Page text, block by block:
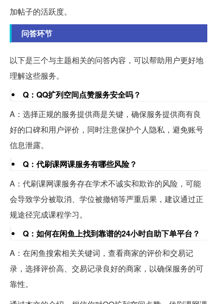
加帖子的活跃度。
问答环节
以下是三个与主题相关的问答内容，可以帮助用户更好地
理解这些服务。
Q：QQ扩列空间点赞服务安全吗？
A：选择正规的服务提供商是关键，确保服务提供商有良
好的口碑和用户评价，同时注意保护个人隐私，避免账号
信息泄露。
Q：代刷课网课服务有哪些风险？
A：代刷课网课服务存在学术不诚实和欺诈的风险，可能
会导致学分被取消、学位被撤销等严重后果，建议通过正
规途径完成课程学习。
Q：如何在闲鱼上找到靠谱的24小时自助下单平台？
A：在闲鱼搜索相关关键词，查看商家的评价和交易记
录，选择评价高、交易记录良好的商家，以确保服务的可
靠性。